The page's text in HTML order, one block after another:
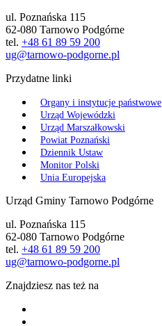
ul. Poznańska 115
62-080 Tarnowo Podgórne
tel. +48 61 89 59 200
ug@tarnowo-podgorne.pl
Przydatne linki
Organy i instytucje państwowe
Urząd Wojewódzki
Urząd Marszałkowski
Powiat Poznański
Dziennik Ustaw
Monitor Polski
Unia Europejska
Urząd Gminy Tarnowo Podgórne
ul. Poznańska 115
62-080 Tarnowo Podgórne
tel. +48 61 89 59 200
ug@tarnowo-podgorne.pl
Znajdziesz nas też na